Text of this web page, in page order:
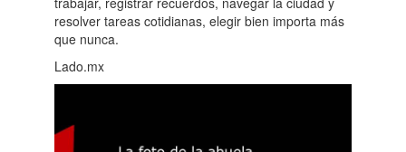
resolver tareas cotidianas, elegir bien importa más
que nunca.
Lado.mx